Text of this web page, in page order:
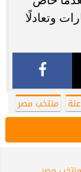
وتعادلًا
منتخب مصر